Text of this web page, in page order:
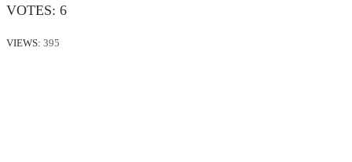
VOTES: 6
VIEWS: 395